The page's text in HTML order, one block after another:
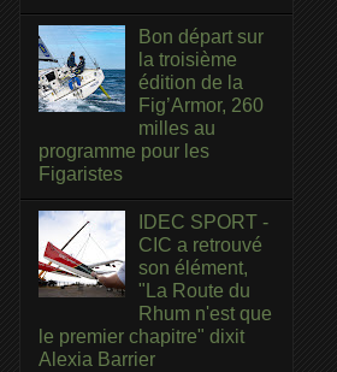
Bon départ sur
la troisième
édition de la
Fig’Armor, 260
milles au
programme pour les
Figaristes
IDEC SPORT -
CIC a retrouvé
son élément,
"La Route du
Rhum n'est que
le premier chapitre" dixit
Alexia Barrier